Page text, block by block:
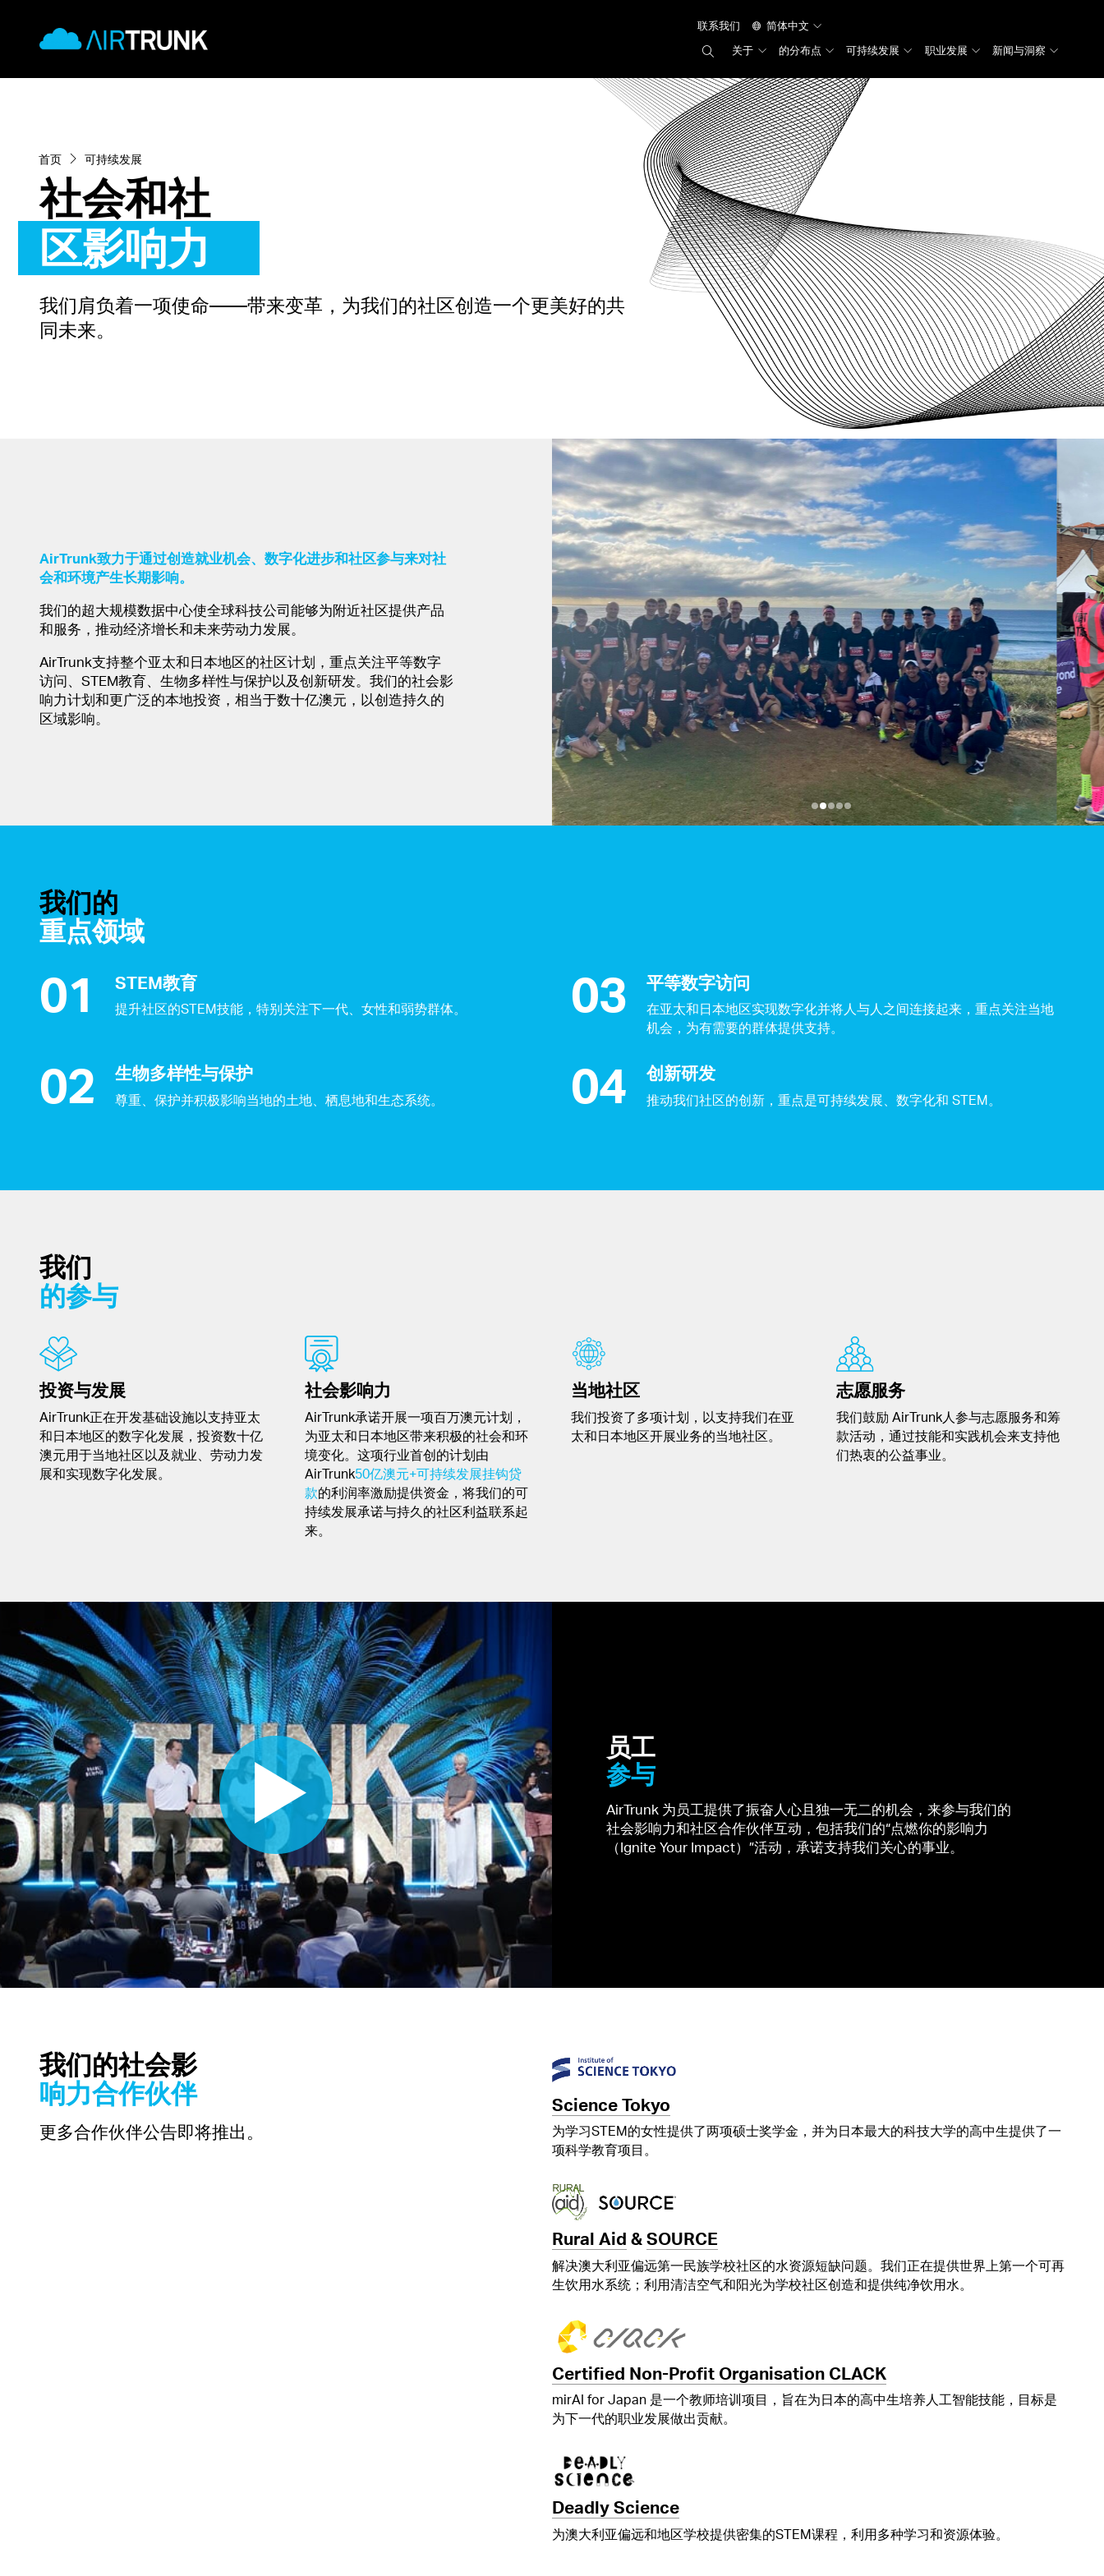
content
联系我们 简体中文
索
关于 的分布点 可持续发展 职业发展 新闻与洞察
首页 可持续发展
社会和社
区影响力
我们肩负着一项使命——带来变革，为我们的社区创造一个更美好的共
同未来。
AirTrunk致力于通过创造就业机会、数字化进步和社区参与来对社
会和环境产生长期影响。
我们的超大规模数据中心使全球科技公司能够为附近社区提供产品
和服务，推动经济增长和未来劳动力发展。
AirTrunk支持整个亚太和日本地区的社区计划，重点关注平等数字
访问、STEM教育、生物多样性与保护以及创新研发。我们的社会影
响力计划和更广泛的本地投资，相当于数十亿澳元，以创造持久的
区域影响。
我们的
重点领域
STEM教育
提升社区的STEM技能，特别关注下一代、女性和弱势群体。
生物多样性与保护
尊重、保护并积极影响当地的土地、栖息地和生态系统。
平等数字访问
在亚太和日本地区实现数字化并将人与人之间连接起来，重点关注当地
机会，为有需要的群体提供支持。
创新研发
推动我们社区的创新，重点是可持续发展、数字化和 STEM。
我们
的参与
投资与发展
AirTrunk正在开发基础设施以支持亚太
和日本地区的数字化发展，投资数十亿
澳元用于当地社区以及就业、劳动力发
展和实现数字化发展。
社会影响力
AirTrunk承诺开展一项百万澳元计划，
为亚太和日本地区带来积极的社会和环
境变化。这项行业首创的计划由
AirTrunk50亿澳元+可持续发展挂钩贷
款的利润率激励提供资金，将我们的可
持续发展承诺与持久的社区利益联系起
来。
当地社区
我们投资了多项计划，以支持我们在亚
太和日本地区开展业务的当地社区。
志愿服务
我们鼓励 AirTrunk人参与志愿服务和筹
款活动，通过技能和实践机会来支持他
们热衷的公益事业。
员工
参与
AirTrunk 为员工提供了振奋人心且独一无二的机会，来参与我们的
社会影响力和社区合作伙伴互动，包括我们的“点燃你的影响力
（Ignite Your Impact）”活动，承诺支持我们关心的事业。
我们的社会影
响力合作伙伴
更多合作伙伴公告即将推出。
Science Tokyo
为学习STEM的女性提供了两项硕士奖学金，并为日本最大的科技大学的高中生提供了一
项科学教育项目。
Rural Aid &SOURCE
解决澳大利亚偏远第一民族学校社区的水资源短缺问题。我们正在提供世界上第一个可再
生饮用水系统；利用清洁空气和阳光为学校社区创造和提供纯净饮用水。
Certified Non-Profit Organisation CLACK
mirAI for Japan 是一个教师培训项目，旨在为日本的高中生培养人工智能技能，目标是
为下一代的职业发展做出贡献。
Deadly Science
为澳大利亚偏远和地区学校提供密集的STEM课程，利用多种学习和资源体验。